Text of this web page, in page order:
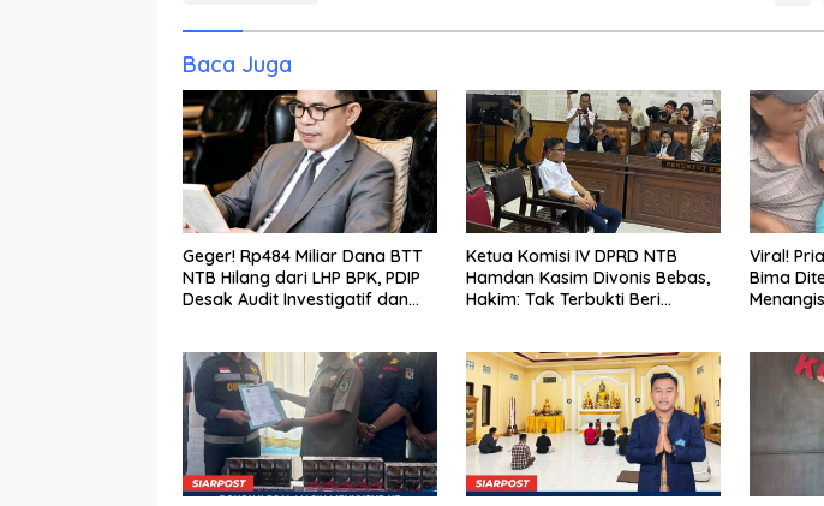
Baca Juga
Geger! Rp484 Miliar Dana BTT
NTB Hilang dari LHP BPK, PDIP
Desak Audit Investigatif dan
Ketua Komisi IV DPRD NTB
Hamdan Kasim Divonis Bebas,
Hakim: Tak Terbukti Beri
Viral!
Bima